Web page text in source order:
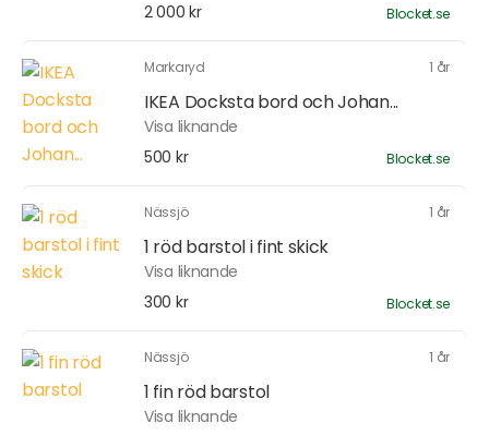
2 000 kr
Blocket.se
Markaryd 1 år
IKEA Docksta bord och Johan...
Visa liknande
500 kr
Blocket.se
Nässjö 1 år
1 röd barstol i fint skick
Visa liknande
300 kr
Blocket.se
Nässjö 1 år
1 fin röd barstol
Visa liknande